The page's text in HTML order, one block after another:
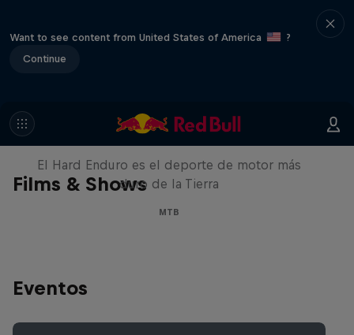
Want to see content from United States of America
?
Continue
Films & Shows
Hard Enduro 2025: ¿La
temporada más difícil?
El Hard Enduro es el deporte de motor más
duro de la Tierra
MTB
Eventos